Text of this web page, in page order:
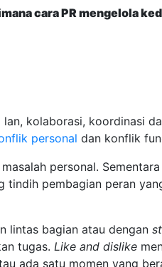
cara PR mengelola
kolaborasi, koordinasi
personal dan konflik
personal.
tindih pembagian peran
lintas bagian atau dengan
tugas. Like and dislike
ada satu momen yang